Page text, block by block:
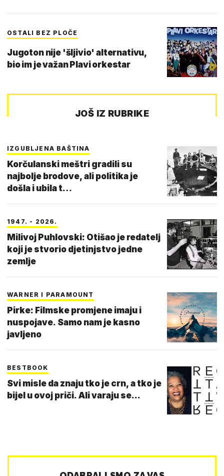
OSTALI BEZ PLOČE
Jugoton nije 'šljivio' alternativu,
bio im je važan Plavi orkestar
JOŠ IZ RUBRIKE
IZGUBLJENA BAŠTINA
Korčulanski meštri gradili su
najbolje brodove, ali politika je
došla i ubila t…
1947. - 2026.
Milivoj Puhlovski: Otišao je redatelj
koji je stvorio djetinjstvo jedne
zemlje
WARNER I PARAMOUNT
Pirke: Filmske promjene imaju i
nuspojave. Samo nam je kasno
javljeno
BESTBOOK
Svi misle da znaju tko je crn, a tko je
bijel u ovoj priči. Ali varaju se...